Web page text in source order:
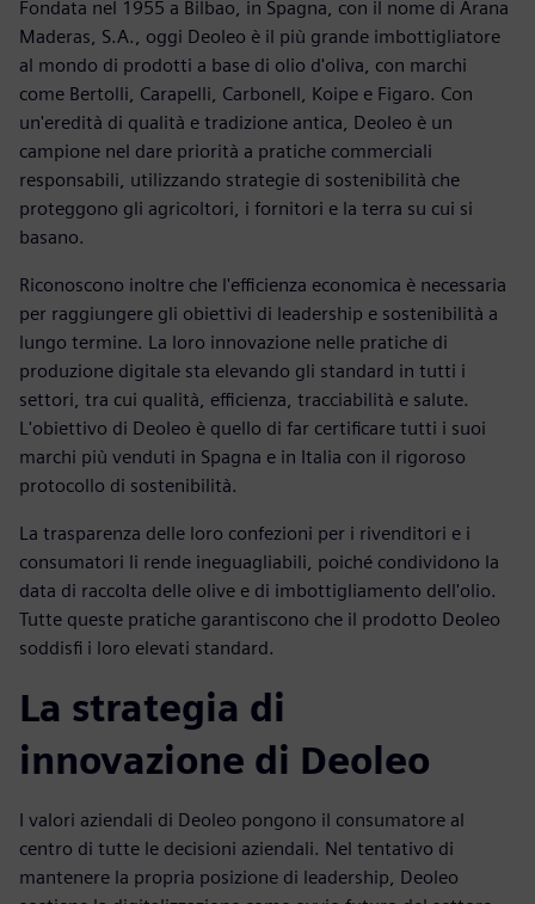
Fondata nel 1955 a Bilbao, in Spagna, con il nome di Arana
Maderas, S.A., oggi Deoleo è il più grande imbottigliatore
al mondo di prodotti a base di olio d'oliva, con marchi
come Bertolli, Carapelli, Carbonell, Koipe e Figaro. Con
un'eredità di qualità e tradizione antica, Deoleo è un
campione nel dare priorità a pratiche commerciali
responsabili, utilizzando strategie di sostenibilità che
proteggono gli agricoltori, i fornitori e la terra su cui si
basano.
Riconoscono inoltre che l'efficienza economica è necessaria
per raggiungere gli obiettivi di leadership e sostenibilità a
lungo termine. La loro innovazione nelle pratiche di
produzione digitale sta elevando gli standard in tutti i
settori, tra cui qualità, efficienza, tracciabilità e salute.
L'obiettivo di Deoleo è quello di far certificare tutti i suoi
marchi più venduti in Spagna e in Italia con il rigoroso
protocollo di sostenibilità.
La trasparenza delle loro confezioni per i rivenditori e i
consumatori li rende ineguagliabili, poiché condividono la
data di raccolta delle olive e di imbottigliamento dell'olio.
Tutte queste pratiche garantiscono che il prodotto Deoleo
soddisfi i loro elevati standard.
La strategia di
innovazione di Deoleo
I valori aziendali di Deoleo pongono il consumatore al
centro di tutte le decisioni aziendali. Nel tentativo di
mantenere la propria posizione di leadership, Deoleo